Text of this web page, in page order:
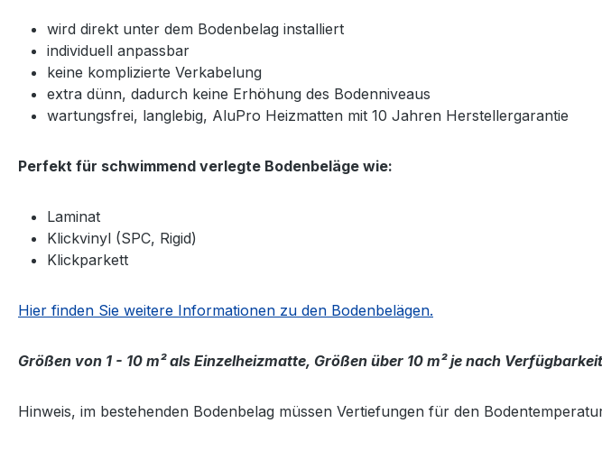
wird direkt unter dem Bodenbelag installiert
individuell anpassbar
keine komplizierte Verkabelung
extra dünn, dadurch keine Erhöhung des Bodenniveaus
wartungsfrei, langlebig, AluPro Heizmatten mit 10 Jahren Herstellergarantie
Perfekt für schwimmend verlegte Bodenbeläge wie:
Laminat
Klickvinyl (SPC, Rigid)
Klickparkett
Hier finden Sie weitere Informationen zu den Bodenbelägen.
Größen von 1 - 10 m² als Einzelheizmatte, Größen über 10 m² je nach
Hinweis, im bestehenden Bodenbelag müssen Vertiefungen für den